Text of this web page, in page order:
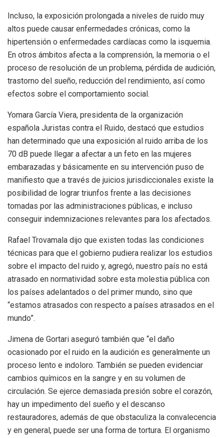
Incluso, la exposición prolongada a niveles de ruido muy
altos puede causar enfermedades crónicas, como la
hipertensión o enfermedades cardíacas como la isquemia.
En otros ámbitos afecta a la comprensión, la memoria o el
proceso de resolución de un problema, pérdida de audición,
trastorno del sueño, reducción del rendimiento, así como
efectos sobre el comportamiento social.
Yomara García Viera, presidenta de la organización
española Juristas contra el Ruido, destacó que estudios
han determinado que una exposición al ruido arriba de los
70 dB puede llegar a afectar a un feto en las mujeres
embarazadas y básicamente en su intervención puso de
manifiesto que a través de juicios jurisdiccionales existe la
posibilidad de lograr triunfos frente a las decisiones
tomadas por las administraciones públicas, e incluso
conseguir indemnizaciones relevantes para los afectados.
Rafael Trovamala dijo que existen todas las condiciones
técnicas para que el gobierno pudiera realizar los estudios
sobre el impacto del ruido y, agregó, nuestro país no está
atrasado en normatividad sobre esta molestia pública con
los países adelantados o del primer mundo, sino que
“estamos atrasados con respecto a países atrasados en el
mundo”.
Jimena de Gortari aseguró también que “el daño
ocasionado por el ruido en la audición es generalmente un
proceso lento e indoloro. También se pueden evidenciar
cambios químicos en la sangre y en su volumen de
circulación. Se ejerce demasiada presión sobre el corazón,
hay un impedimento del sueño y el descanso
restauradores, además de que obstaculiza la convalecencia
y en general, puede ser una forma de tortura. El organismo